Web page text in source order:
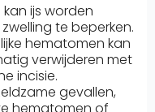
ijs worden
te beperken.
hematomen kan
verwijderen met
incisie.
gevallen,
hematomen of